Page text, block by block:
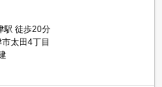
駅 徒歩20分
太田4丁目